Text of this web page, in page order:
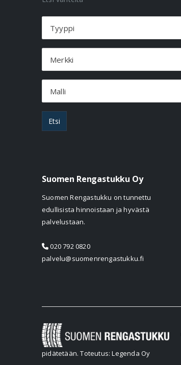
Tyyppi
Merkki
Malli
Etsi
Suomen Rengastukku Oy
Suomen Rengastukku on tunnettu
edullisista hinnoistaan ja hyvästä
palvelustaan.
020 792 0820
palvelu@suomenrengastukku.fi
pidätetään.Toteutus: Legenda Oy